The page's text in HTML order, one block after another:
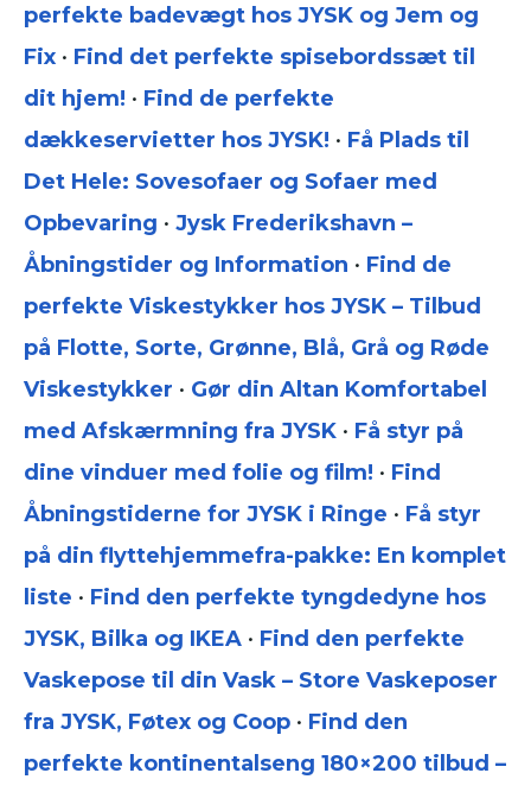
perfekte badevægt hos JYSK og Jem og
Fix • Find det perfekte spisebordssæt til
dit hjem! • Find de perfekte
dækkeservietter hos JYSK! • Få Plads til
Det Hele: Sovesofaer og Sofaer med
Opbevaring • Jysk Frederikshavn –
Åbningstider og Information • Find de
perfekte Viskestykker hos JYSK – Tilbud
på Flotte, Sorte, Grønne, Blå, Grå og Røde
Viskestykker • Gør din Altan Komfortabel
med Afskærmning fra JYSK • Få styr på
dine vinduer med folie og film! • Find
Åbningstiderne for JYSK i Ringe • Få styr
på din flyttehjemmefra-pakke: En komplet
liste • Find den perfekte tyngdedyne hos
JYSK, Bilka og IKEA • Find den perfekte
Vaskepose til din Vask – Store Vaskeposer
fra JYSK, Føtex og Coop • Find den
perfekte kontinentalseng 180×200 tilbud –